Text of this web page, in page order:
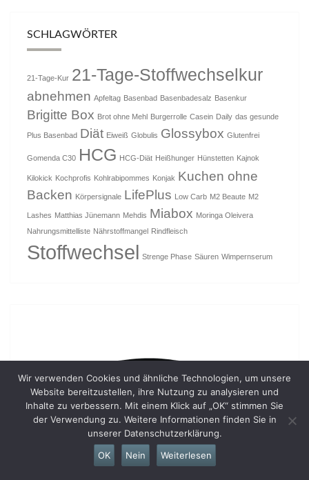
SCHLAGWÖRTER
21-Tage-Kur 21-Tage-Stoffwechselkur
abnehmen Apfeltag Basenbad Basenbadesalz Basenkur
Brigitte Box Brot ohne Mehl Burgerrolle Casein Daily das gesunde
Plus Basenbad Diät Eiweiß Globulis Glossybox Glutenfrei
Gomenda C30 HCG HCG-Diät Heißhunger Hünstetten Kajnok
Kilokick Kochprofis Kohlrabipommes Konjak Kuchen ohne
Backen Körpersignale LifePlus Low Carb M2 Beaute M2
Lashes Matthias Jünemann Mehdis Miabox Moringa Oleivera
Nahrungsmittelliste Nährstoffmangel Rindfleisch
Stoffwechsel Strenge Phase Säuren Wimpernserum
Wir verwenden Cookies und ähnliche Technologien, um unsere
Website bereitzustellen, ihre Nutzung zu analysieren und
Inhalte zu verbessern. Mit einem Klick auf „OK“ stimmen Sie
der Verwendung zu. Weitere Informationen finden Sie in
unserer Datenschutzerklärung.
OK
Nein Weiterlesen